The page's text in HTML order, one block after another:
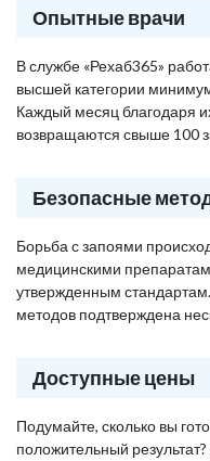
Опытные врачи
В службе «Рехаб365»
высшей категории
Каждый месяц благодаря
возвращаются свыше 100
Безопасные
Борьба с запоями
медицинскими
утвержденным
методов подтверждена
Доступные цены
Подумайте, сколько вы
положительный